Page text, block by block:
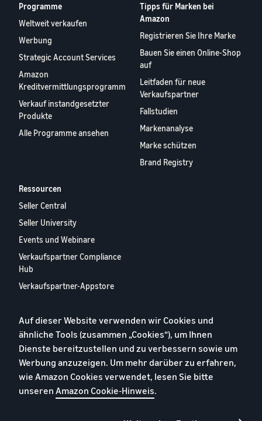
Programme
Weltweit verkaufen
Werbung
Strategic Account Services
Amazon
Kreditvermittlungsprogramm
Verkauf instandgesetzter
Produkte
Alle Programme ansehen
Tipps für Marken bei
Amazon
Registrieren Sie Ihre Marke
Bauen Sie einen Online-Shop
auf
Leitfaden für neue
Verkaufspartner
Fallstudien
Markenanalyse
Marke schützen
Brand Registry
Ressourcen
Seller Central
Seller University
Events und Webinare
Verkaufspartner Compliance
Hub
Verkaufspartner-Appstore
Verkaufspartner-Bericht
Kontaktieren Sie uns
Datenschutzerklärung
Cookies
Auf dieser Website verwenden wir Cookies und
ähnliche Tools (zusammen „Cookies“), um Ihnen
Dienste bereitzustellen und zu verbessern sowie um
Werbung anzuzeigen. Um mehr darüber zu erfahren,
wie Amazon Cookies verwendet, lesen Sie bitte
unseren Amazon Cookie-Hinweis.